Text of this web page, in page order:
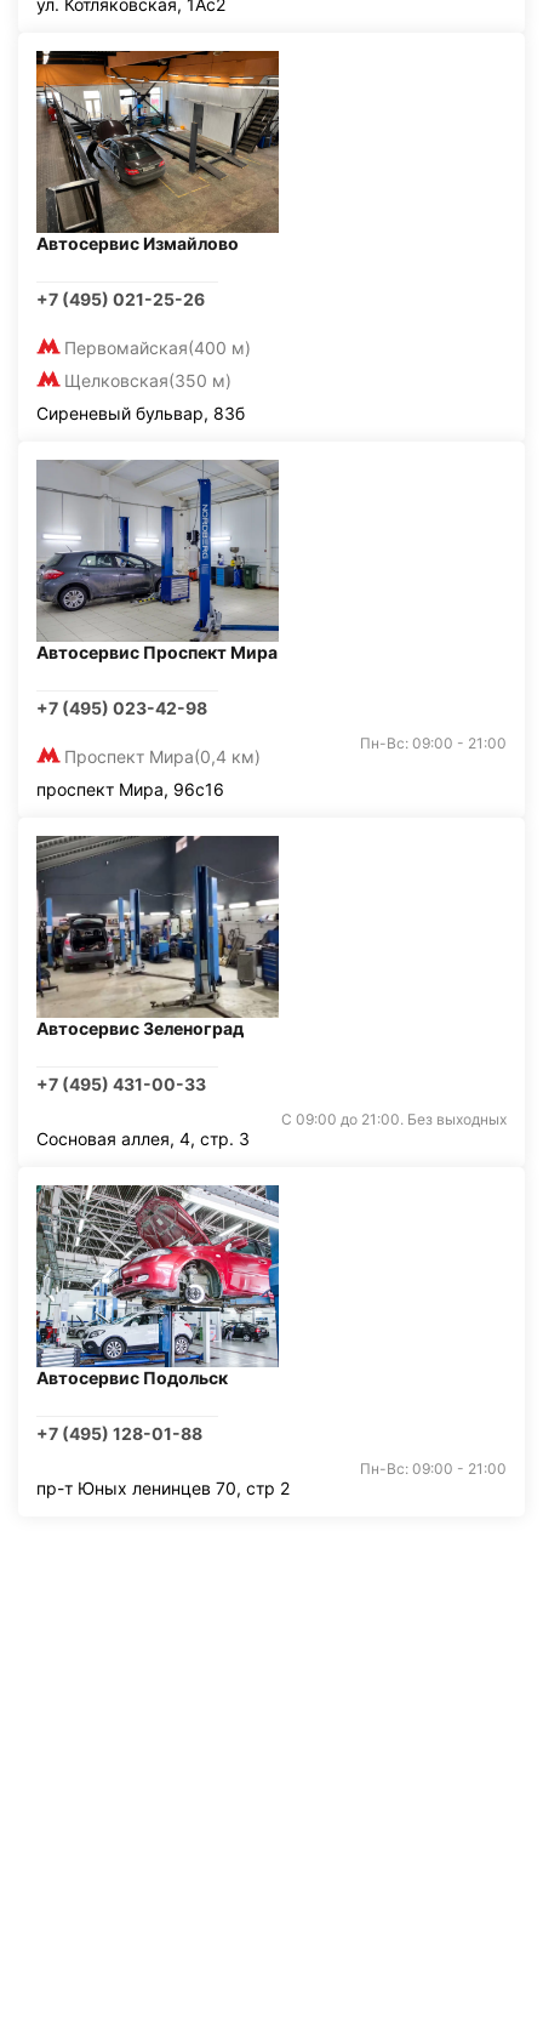
ул. Котляковская, 1Ас2
Автосервис Измайлово
+7 (495) 021-25-26
Первомайская(400 м)
Щелковская(350 м)
Сиреневый бульвар, 83б
Автосервис Проспект Мира
+7 (495) 023-42-98
Проспект Мира(0,4 км)
Пн-Вс: 09:00 - 21:00
проспект Мира, 96с16
Автосервис Зеленоград
+7 (495) 431-00-33
С 09:00 до 21:00. Без выходных
Сосновая аллея, 4, стр. 3
Автосервис Подольск
+7 (495) 128-01-88
Пн-Вс: 09:00 - 21:00
пр-т Юных ленинцев 70, стр 2